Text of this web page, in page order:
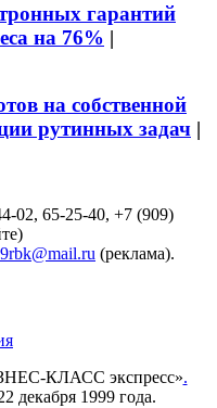
гарантий
на 76% |
на собственной
рутинных задач |
02, 65-25-40, +7 (909)
(реклама).
КЛАСС экспресс».
декабря 1999 года.